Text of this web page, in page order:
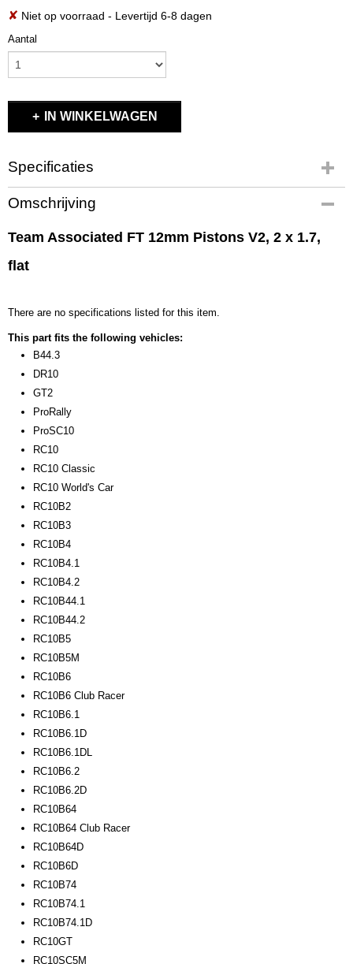
✘ Niet op voorraad - Levertijd 6-8 dagen
Aantal
IN WINKELWAGEN
Specificaties
Productcode
91627
EAN code
Productcode leverancier
0,50 Kg
Omschrijving
Team Associated FT 12mm Pistons V2, 2 x 1.7,
flat
There are no specifications listed for this item.
This part fits the following vehicles:
B44.3
DR10
GT2
ProRally
ProSC10
RC10
RC10 Classic
RC10 World's Car
RC10B2
RC10B3
RC10B4
RC10B4.1
RC10B4.2
RC10B44.1
RC10B44.2
RC10B5
RC10B5M
RC10B6
RC10B6 Club Racer
RC10B6.1
RC10B6.1D
RC10B6.1DL
RC10B6.2
RC10B6.2D
RC10B64
RC10B64 Club Racer
RC10B64D
RC10B6D
RC10B74
RC10B74.1
RC10B74.1D
RC10GT
RC10SC5M